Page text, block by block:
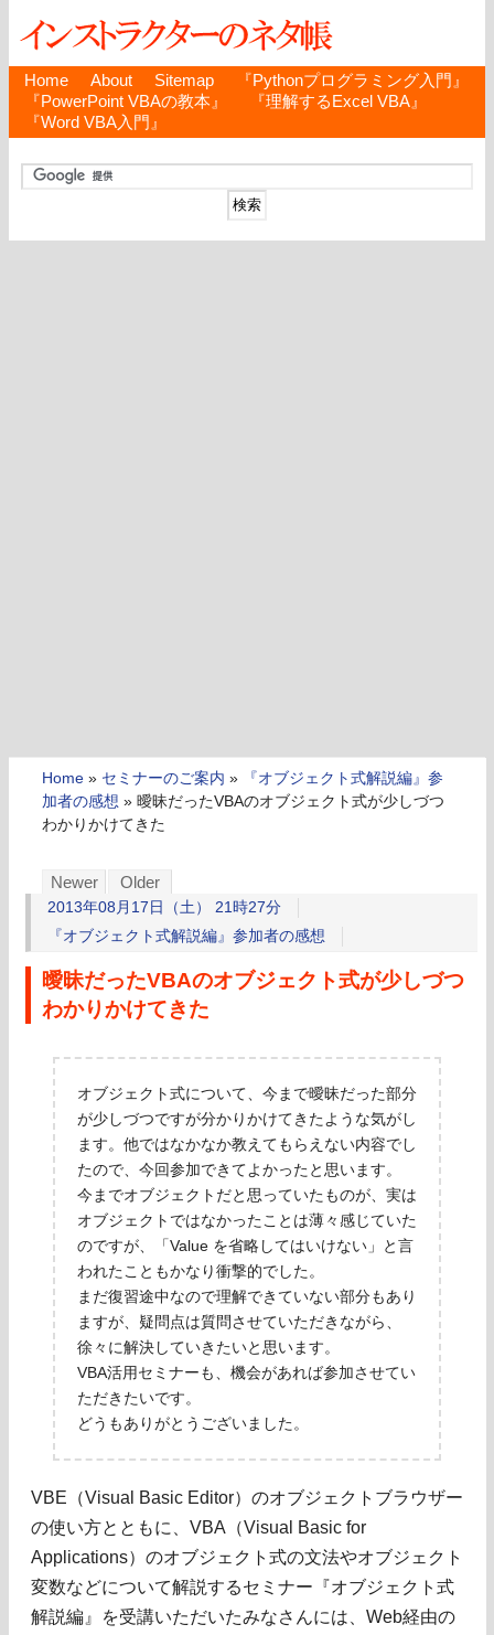
Home About Sitemap
『Pythonプログラミング入門』
『PowerPoint VBAの教本』
『理解するExcel VBA』
『Word VBA入門』
Home » セミナーのご案内 »
『オブジェクト式解説編』参
加者の感想 » 曖昧だったVBAのオブジェクト式が少しづつ
わかりかけてきた
Newer Older
2013年08月17日（土） 21時27分
『オブジェクト式解説編』参加者の感想
曖昧だったVBAのオブジェクト式が少しづつ
わかりかけてきた
オブジェクト式について、今まで曖昧だった部分
が少しづつですが分かりかけてきたような気がし
ます。他ではなかなか教えてもらえない内容でし
たので、今回参加できてよかったと思います。
今までオブジェクトだと思っていたものが、実は
オブジェクトではなかったことは薄々感じていた
のですが、「Value を省略してはいけない」と言
われたこともかなり衝撃的でした。
まだ復習途中なので理解できていない部分もあり
ますが、疑問点は質問させていただきながら、
徐々に解決していきたいと思います。
VBA活用セミナーも、機会があれば参加させてい
ただきたいです。
どうもありがとうございました。
VBE（Visual Basic Editor）のオブジェクトブラウザー
の使い方とともに、VBA（Visual Basic for
Applications）のオブジェクト式の文法やオブジェクト
変数などについて解説するセミナー『オブジェクト式
解説編』を受講いただいたみなさんには、Web経由の